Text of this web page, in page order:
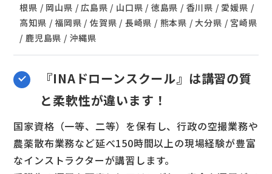
根県 / 岡山県 / 広島県 / 山口県 / 徳島県 / 香川県 / 愛媛県 /
高知県 / 福岡県 / 佐賀県 / 長崎県 / 熊本県 / 大分県 / 宮崎県
/ 鹿児島県 / 沖縄県
『INAドローンスクール』は講習の質
と柔軟性が違います！
国家資格（一等、二等）を保有し、行政の空撮業務や
農薬散布業務など延べ150時間以上の現場経験が豊富
なインストラクターが講習します。